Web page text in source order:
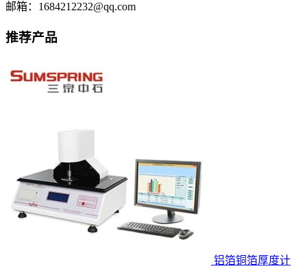
邮箱：1684212232@qq.com
推荐产品
铝箔铜箔厚度计